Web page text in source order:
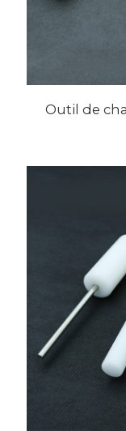
Outil de